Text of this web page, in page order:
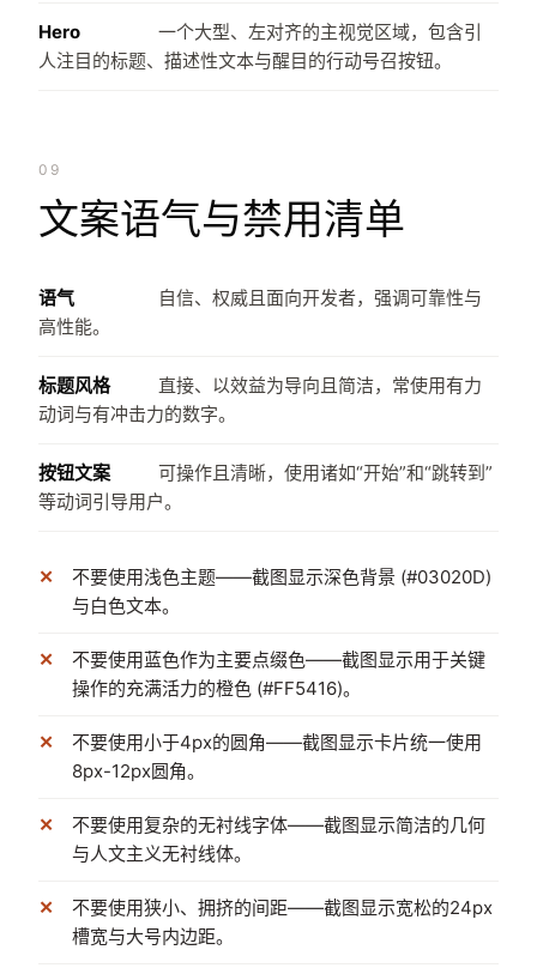
Hero
一个大型、左对齐的主视觉区域，包含引
人注目的标题、描述性文本与醒目的行动号召按钮。
09
文案语气与禁用清单
语气
自信、权威且面向开发者，强调可靠性与
高性能。
标题风格
直接、以效益为导向且简洁，常使用有力
动词与有冲击力的数字。
按钮文案
可操作且清晰，使用诸如“开始”和“跳转到”
等动词引导用户。
不要使用浅色主题——截图显示深色背景 (#03020D)
与白色文本。
不要使用蓝色作为主要点缀色——截图显示用于关键
操作的充满活力的橙色 (#FF5416)。
不要使用小于4px的圆角——截图显示卡片统一使用
8px-12px圆角。
不要使用复杂的无衬线字体——截图显示简洁的几何
与人文主义无衬线体。
不要使用狭小、拥挤的间距——截图显示宽松的24px
槽宽与大号内边距。